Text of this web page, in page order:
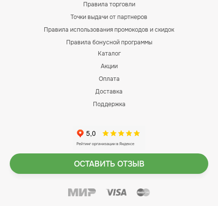
Правила торговли
Точки выдачи от партнеров
Правила использования промокодов и скидок
Правила бонусной программы
Каталог
Акции
Оплата
Доставка
Поддержка
ОСТАВИТЬ ОТЗЫВ